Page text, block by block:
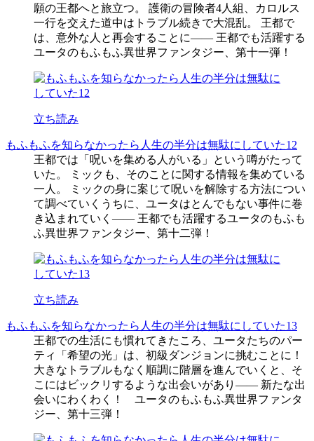
願の王都へと旅立つ。 護衛の冒険者4人組、カロルス
一行を交えた道中はトラブル続きで大混乱。 王都で
は、意外な人と再会することに―― 王都でも活躍する
ユータのもふもふ異世界ファンタジー、第十一弾！
立ち読み
もふもふを知らなかったら人生の半分は無駄にしていた12
王都では「呪いを集める人がいる」という噂がたって
いた。 ミックも、そのことに関する情報を集めている
一人。 ミックの身に案じて呪いを解除する方法につい
て調べていくうちに、ユータはとんでもない事件に巻
き込まれていく―― 王都でも活躍するユータのもふも
ふ異世界ファンタジー、第十二弾！
立ち読み
もふもふを知らなかったら人生の半分は無駄にしていた13
王都での生活にも慣れてきたころ、ユータたちのパー
ティ「希望の光」は、初級ダンジョンに挑むことに！
大きなトラブルもなく順調に階層を進んでいくと、そ
こにはビックリするような出会いがあり―― 新たな出
会いにわくわく！ ユータのもふもふ異世界ファンタ
ジー、第十三弾！